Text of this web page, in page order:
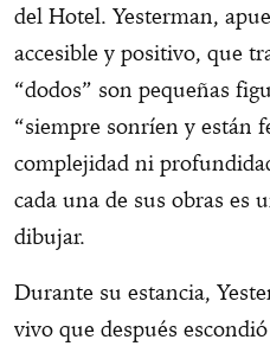
del Hotel. Yesterman,
accesible y positivo, que
“dodos” son pequeñas
“siempre sonríen y están
complejidad ni
cada una de sus obras es
dibujar.
Durante su estancia,
vivo que después